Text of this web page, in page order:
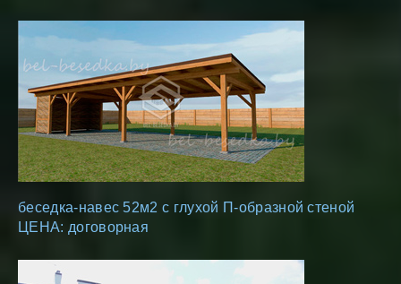
беседка-навес 52м2 с глухой П-образной стеной
ЦЕНА: договорная